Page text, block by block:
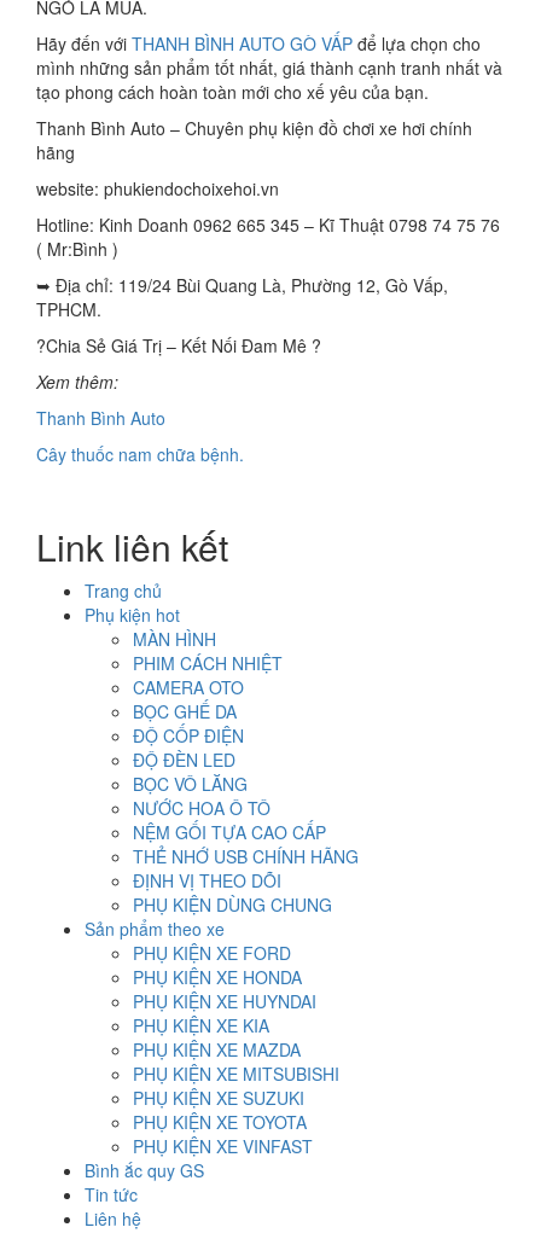
NGÓ LÀ MUA.
Hãy đến với THANH BÌNH AUTO GÒ VẤP để lựa chọn cho
mình những sản phẩm tốt nhất, giá thành cạnh tranh nhất và
tạo phong cách hoàn toàn mới cho xế yêu của bạn.
Thanh Bình Auto – Chuyên phụ kiện đồ chơi xe hơi chính
hãng
website: phukiendochoixehoi.vn
Hotline: Kinh Doanh 0962 665 345 – Kĩ Thuật 0798 74 75 76
( Mr:Bình )
➥ Địa chỉ: 119/24 Bùi Quang Là, Phường 12, Gò Vấp,
TPHCM.
?Chia Sẻ Giá Trị – Kết Nối Đam Mê ?
Xem thêm:
Thanh Bình Auto
Cây thuốc nam chữa bệnh.
Link liên kết
Trang chủ
Phụ kiện hot
MÀN HÌNH
PHIM CÁCH NHIỆT
CAMERA OTO
BỌC GHẾ DA
ĐỘ CỐP ĐIỆN
ĐỘ ĐÈN LED
BỌC VÔ LĂNG
NƯỚC HOA Ô TÔ
NỆM GỐI TỰA CAO CẤP
THẺ NHỚ USB CHÍNH HÃNG
ĐỊNH VỊ THEO DÕI
PHỤ KIỆN DÙNG CHUNG
Sản phẩm theo xe
PHỤ KIỆN XE FORD
PHỤ KIỆN XE HONDA
PHỤ KIỆN XE HUYNDAI
PHỤ KIỆN XE KIA
PHỤ KIỆN XE MAZDA
PHỤ KIỆN XE MITSUBISHI
PHỤ KIỆN XE SUZUKI
PHỤ KIỆN XE TOYOTA
PHỤ KIỆN XE VINFAST
Bình ắc quy GS
Tin tức
Liên hệ